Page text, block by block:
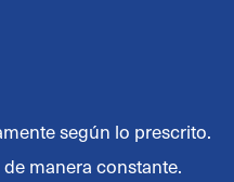
según lo prescrito.
manera constante.